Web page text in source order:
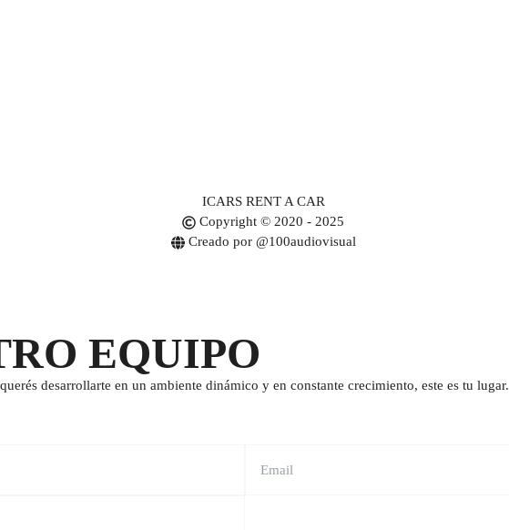
ICARS RENT A CAR
Copyright © 2020 - 2025
Creado por @100audiovisual
EQUIPO
desarrollarte en un ambiente dinámico y en constante crecimiento, este es tu lugar.